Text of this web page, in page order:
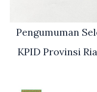
Pengumuman
KPID Provinsi